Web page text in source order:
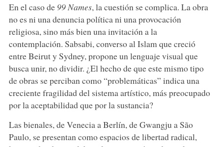
En el caso de 99 Names, la cuestión se complica. La obra
no es ni una denuncia política ni una provocación
religiosa, sino más bien una invitación a la
contemplación. Sabsabi, converso al Islam que creció
entre Beirut y Sydney, propone un lenguaje visual que
busca unir, no dividir. ¿El hecho de que este mismo tipo
de obras se perciban como “problemáticas” indica una
creciente fragilidad del sistema artístico, más preocupado
por la aceptabilidad que por la sustancia?
Las bienales, de Venecia a Berlín, de Gwangju a São
Paulo, se presentan como espacios de libertad radical,